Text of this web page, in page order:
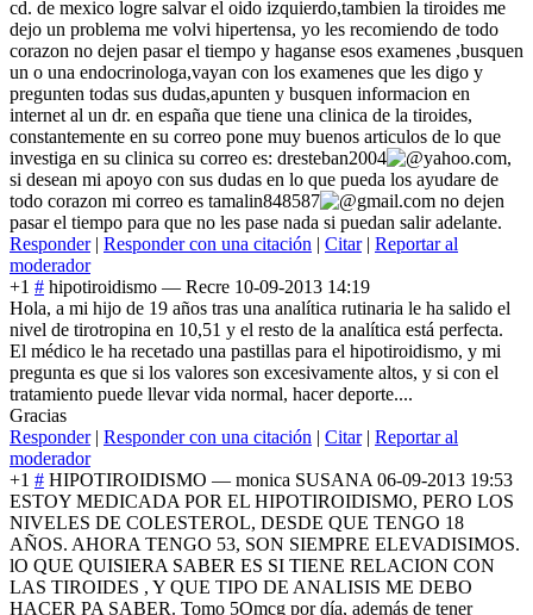
cd. de mexico logre salvar el oido izquierdo,tambien la tiroides me
dejo un problema me volvi hipertensa, yo les recomiendo de todo
corazon no dejen pasar el tiempo y haganse esos examenes ,busquen
un o una endocrinologa,vayan con los examenes que les digo y
pregunten todas sus dudas,apunten y busquen informacion en
internet al un dr. en españa que tiene una clinica de la tiroides,
constantemente en su correo pone muy buenos articulos de lo que
investiga en su clinica su correo es: dresteban2004 yahoo.com,
si desean mi apoyo con sus dudas en lo que pueda los ayudare de
todo corazon mi correo es tamalin848587 gmail.com no dejen
pasar el tiempo para que no les pase nada si puedan salir adelante.
Responder| Responder con una citación | Citar| Reportar al
moderador
+1 # hipotiroidismo — Recre 10-09-2013 14:19
Hola, a mi hijo de 19 años tras una analítica rutinaria le ha salido el
nivel de tirotropina en 10,51 y el resto de la analítica está perfecta.
El médico le ha recetado una pastillas para el hipotiroidismo, y mi
pregunta es que si los valores son excesivamente altos, y si con el
tratamiento puede llevar vida normal, hacer deporte....
Gracias
Responder| Responder con una citación | Citar| Reportar al
moderador
+1 # HIPOTIROIDISMO — monica SUSANA 06-09-2013 19:53
ESTOY MEDICADA POR EL HIPOTIROIDISMO, PERO LOS
NIVELES DE COLESTEROL, DESDE QUE TENGO 18
AÑOS. AHORA TENGO 53, SON SIEMPRE ELEVADISIMOS.
lO QUE QUISIERA SABER ES SI TIENE RELACION CON
LAS TIROIDES , Y QUE TIPO DE ANALISIS ME DEBO
HACER PA SABER. Tomo 5Omcg por día, además de tener